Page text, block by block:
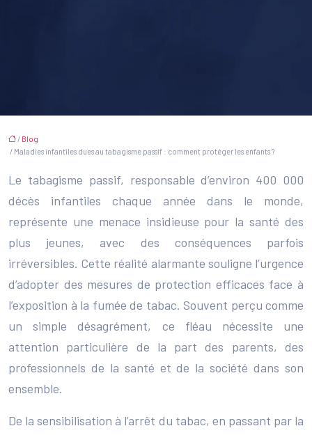
/ Blog
/ Maladies infantiles dues au tabagisme passif : comment protéger les enfants ?
Le tabagisme passif, responsable d’environ 400 000
décès infantiles chaque année dans le monde,
représente une menace insidieuse pour la santé des
plus jeunes, avec des conséquences parfois
irréversibles. Cette réalité alarmante souligne l’urgence
d’adopter des mesures de protection efficaces face à
l’exposition à la fumée de tabac. Souvent perçu comme
un simple désagrément, ce fléau nécessite une
attention particulière de la part des parents, des
professionnels de la santé et de la société dans son
ensemble.
De la sensibilisation à l’arrêt du tabac, en passant par la